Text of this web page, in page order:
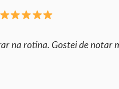
na rotina. Gostei de notar